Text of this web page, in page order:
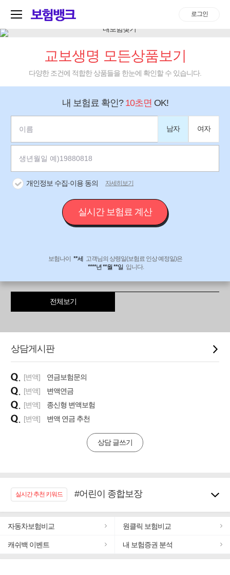
로그인
교보생명 모든상품보기
다양한 조건에 적합한 상품들을 한눈에 확인할 수 있습니다.
내 보험료 확인? 10초면 OK!
남자 여자
개인정보 수집·이용 동의 자세히보기
실시간 보험료 계산
보험나이 **세
고객님의 상령일(보험료 인상 예정일)은
****년 **월 **일 입니다.
전체보기
상담게시판
[변액]
연금보험문의
[변액]
변액연금
[변액]
종신형 변액보험
[변액]
변액 연금 추천
상담 글쓰기
실시간 추천 키워드
#어린이 종합보장
#우리집 화재, 도난대비
#추천골프보험
#바뀌기전에 4세대 가입
자동차보험비교 원클릭 보험비교
캐쉬백 이벤트 내 보험증권 분석